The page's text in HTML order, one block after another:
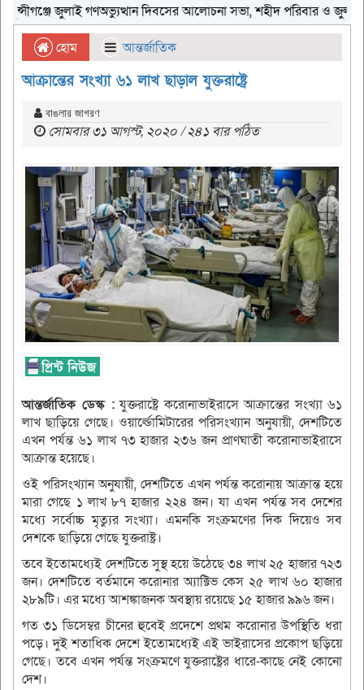
জুলাই গণঅভ্যুত্থান দিবসের আলোচনা সভা, শহীদ পরিবার ও জুলাই
হোম আন্তর্জাতিক
আক্রান্তের সংখ্যা ৬১ লাখ ছাড়াল যুক্তরাষ্ট্রে
বাঙলার জাগরণ
সোমবার ৩১ আগস্ট, ২০২০ / ২৪১ বার পঠিত
আন্তর্জাতিক ডেস্ক :যুক্তরাষ্ট্রে করোনাভাইরাসে আক্রান্তের সংখ্যা ৬১
লাখ ছাড়িয়ে গেছে। ওয়ার্ল্ডোমিটারের পরিসংখ্যান অনুযায়ী, দেশটিতে
এখন পর্যন্ত ৬১ লাখ ৭৩ হাজার ২৩৬ জন প্রাণঘাতী করোনাভাইরাসে
আক্রান্ত হয়েছে।
ওই পরিসংখ্যান অনুযায়ী, দেশটিতে এখন পর্যন্ত করোনায় আক্রান্ত হয়ে
মারা গেছে ১ লাখ ৮৭ হাজার ২২৪ জন। যা এখন পর্যন্ত সব দেশের
মধ্যে সর্বোচ্চ মৃত্যুর সংখ্যা। এমনকি সংক্রমণের দিক দিয়েও সব
দেশকে ছাড়িয়ে গেছে যুক্তরাষ্ট্র।
তবে ইতোমধ্যেই দেশটিতে সুস্থ হয়ে উঠেছে ৩৪ লাখ ২৫ হাজার ৭২৩
জন। দেশটিতে বর্তমানে করোনার অ্যাক্টিভ কেস ২৫ লাখ ৬০ হাজার
২৮৯টি। এর মধ্যে আশঙ্কাজনক অবস্থায় রয়েছে ১৫ হাজার ৯৯৬ জন।
গত ৩১ ডিসেম্বর চীনের হুবেই প্রদেশে প্রথম করোনার উপস্থিতি ধরা
পড়ে। দুই শতাধিক দেশে ইতোমধ্যেই এই ভাইরাসের প্রকোপ ছড়িয়ে
গেছে। তবে এখন পর্যন্ত সংক্রমণে যুক্তরাষ্ট্রের ধারে-কাছে নেই কোনো
দেশ।